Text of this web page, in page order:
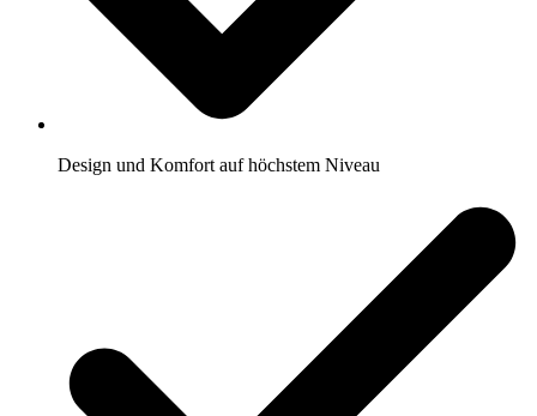
Design und Komfort auf höchstem Niveau